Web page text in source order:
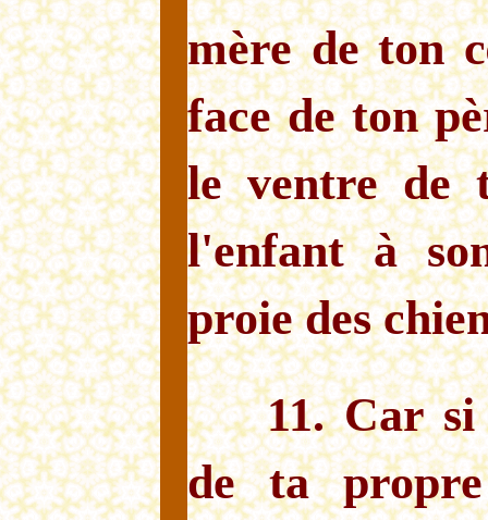
mère de ton c
face de ton
le ventre de
l'enfant à
proie des
11. Car
de ta